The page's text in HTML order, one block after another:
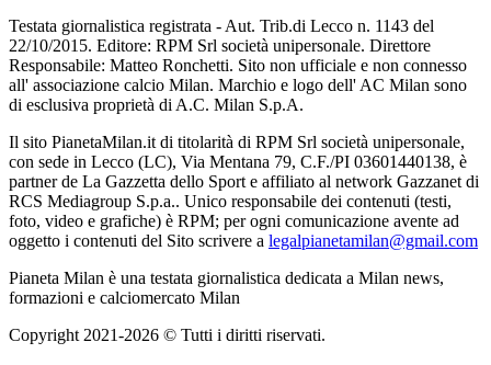
Testata giornalistica registrata - Aut. Trib.di Lecco n. 1143 del
22/10/2015. Editore: RPM Srl società unipersonale. Direttore
Responsabile: Matteo Ronchetti. Sito non ufficiale e non connesso
all' associazione calcio Milan. Marchio e logo dell' AC Milan sono
di esclusiva proprietà di A.C. Milan S.p.A.
Il sito PianetaMilan.it di titolarità di RPM Srl società unipersonale,
con sede in Lecco (LC), Via Mentana 79, C.F./PI 03601440138, è
partner de La Gazzetta dello Sport e affiliato al network Gazzanet di
RCS Mediagroup S.p.a.. Unico responsabile dei contenuti (testi,
foto, video e grafiche) è RPM; per ogni comunicazione avente ad
oggetto i contenuti del Sito scrivere a legalpianetamilan@gmail.com
Pianeta Milan è una testata giornalistica dedicata a Milan news,
formazioni e calciomercato Milan
Copyright 2021-2026 © Tutti i diritti riservati.